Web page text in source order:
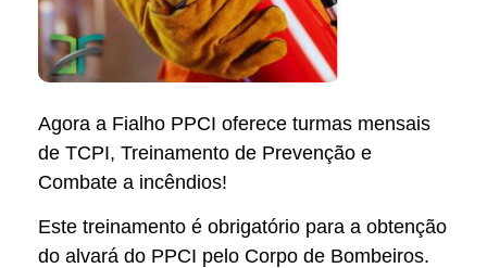
Agora a Fialho PPCI oferece turmas mensais
de TCPI, Treinamento de Prevenção e
Combate a incêndios!
Este treinamento é obrigatório para a obtenção
do alvará do PPCI pelo Corpo de Bombeiros.